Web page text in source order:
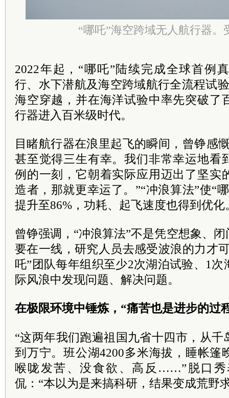
“哪吒”海空跨域无人航行器。
2022年起，“哪吒”陆续完成全球首例
行、水下潜航及海空跨域航行全流程试
海空穿越，并在海洋试验中率先突破了
行器进入百米级时代。
目睹航行器在浪里起飞的瞬间，曾铮感
甚至觉得三生有幸。我们非常幸运地看
例的一刻，它朝着实际应用迈出了坚实
造者，那就更幸运了。”“冲浪算法”使“
提升至86%，功耗、起飞速度也得到优化
曾铮强调，“冲浪算法”不是凭空想象、
要在一线，研究人员去感受波浪的力才
吒”团队每年组织至少2次湖泊试验、1
际风浪中发现问题、解决问题。
在极限环境中锤炼，“痛苦也是进步的过
“这两年我们跑遍祖国九省十四市，从
到万宁。班公湖4200多米海拔，睡帐篷
喉咙发苦、没食欲、高反……”脱口秀
侃：“本以为是来搞科研，结果变成荒野